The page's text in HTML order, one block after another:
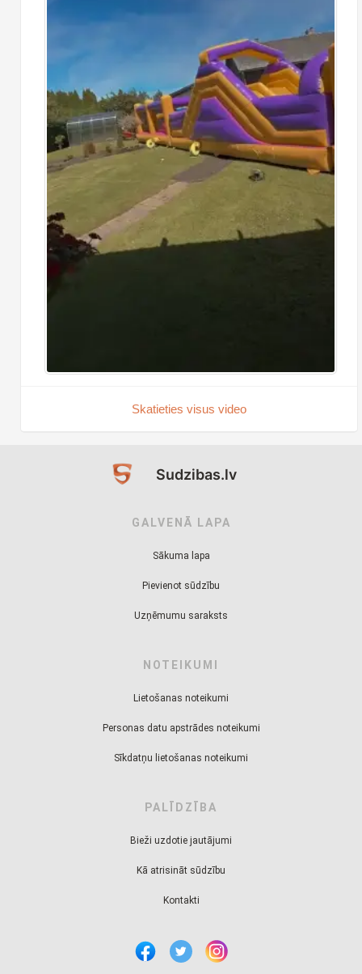
Skatieties visus video
Sudzibas.lv
GALVENĀ LAPA
Sākuma lapa
Pievienot sūdzību
Uzņēmumu saraksts
NOTEIKUMI
Lietošanas noteikumi
Personas datu apstrādes noteikumi
Sīkdatņu lietošanas noteikumi
PALĪDZĪBA
Bieži uzdotie jautājumi
Kā atrisināt sūdzību
Kontakti